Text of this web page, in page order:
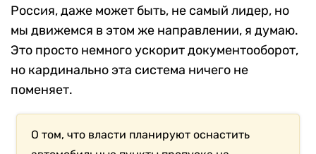
Россия, даже может быть, не самый лидер, но
мы движемся в этом же направлении, я думаю.
Это просто немного ускорит документооборот,
но кардинально эта система ничего не
поменяет.
О том, что власти планируют оснастить